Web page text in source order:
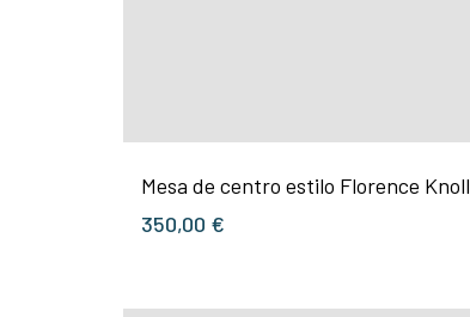
Mesa de centro estilo Florence Knoll
350,00 €